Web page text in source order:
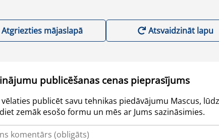
Atgriezties mājaslapā Atsvaidzināt lapu
publicēšanas cenas pieprasījums
vēlaties publicēt savu tehnikas piedāvājumu Mascus,
zemāk esošo formu un mēs ar Jums sazināsimies.